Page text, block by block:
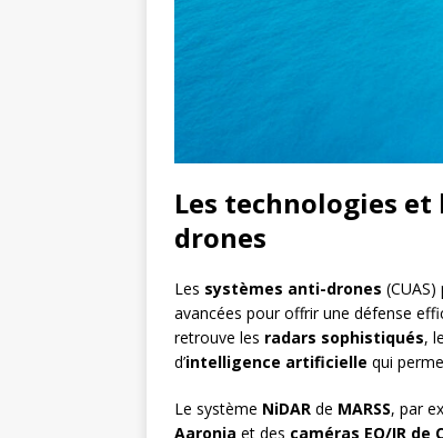
Les technologies
drones
Les systèmes anti-drones
avancées pour offrir une défense
retrouve les radars sophistiqués,
d’intelligence artificielle qui
Le système NiDAR de MARSS, par
Aaronia et des caméras EO/IR de